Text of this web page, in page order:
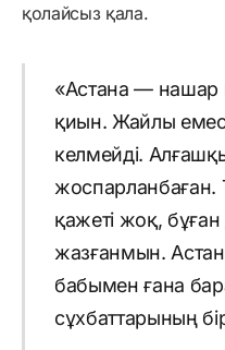
қолайсыз қала.
«Астана — нашар
қиын. Жайлы
келмейді.
жоспарланбаған.
қажеті жоқ,
жазғанмын.
бабымен ғана
сұхбаттарының